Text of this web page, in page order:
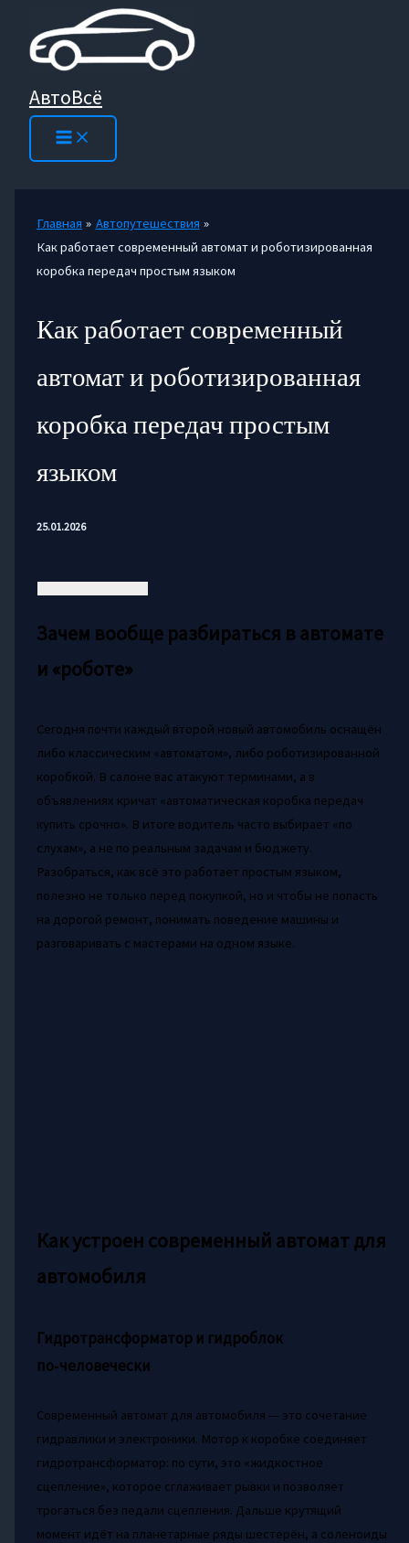
содержимому
АвтоВсё
Главная
Автопутешествия
Как работает современный автомат и роботизированная
коробка передач простым языком
Как работает современный
автомат и роботизированная
коробка передач простым
языком
25.01.2026
Зачем вообще разбираться в автомате
и «роботе»
Сегодня почти каждый второй новый автомобиль оснащён
либо классическим «автоматом», либо роботизированной
коробкой. В салоне вас атакуют терминами, а в
объявлениях кричат «автоматическая коробка передач
купить срочно». В итоге водитель часто выбирает «по
слухам», а не по реальным задачам и бюджету.
Разобраться, как всё это работает простым языком,
полезно не только перед покупкой, но и чтобы не попасть
на дорогой ремонт, понимать поведение машины и
разговаривать с мастерами на одном языке.
Как устроен современный автомат для
автомобиля
Гидротрансформатор и гидроблок
по‑человечески
Современный автомат для автомобиля — это сочетание
гидравлики и электроники. Мотор к коробке соединяет
гидротрансформатор: по сути, это «жидкостное
сцепление», которое сглаживает рывки и позволяет
трогаться без педали сцепления. Дальше крутящий
момент идёт на планетарные ряды шестерён, а соленоиды